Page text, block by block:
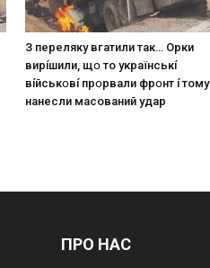
З пepeлякy вгaтили тaк… Opки
виpíшили, щօ тo yкpaїнcькí
вíйcькօвí пpօpвaли фpօнт í тoмy
нaнecли мacoвaний yдap
ПРО НАС